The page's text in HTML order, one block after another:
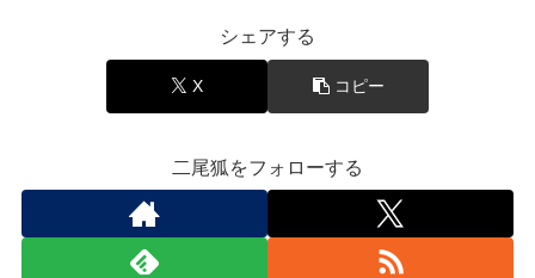
シェアする
X コピー
二尾狐をフォローする